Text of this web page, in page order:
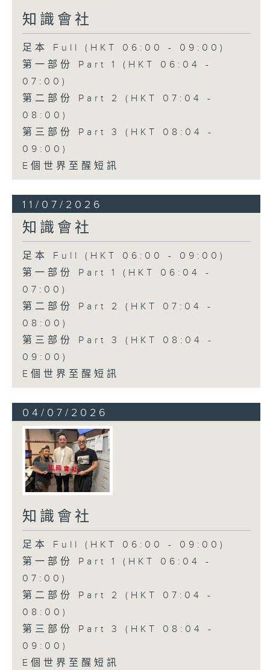
知識會社
足本 Full (HKT 06:00 - 09:00)
第一部份 Part 1 (HKT 06:04 -
07:00)
第二部份 Part 2 (HKT 07:04 -
08:00)
第三部份 Part 3 (HKT 08:04 -
09:00)
E個世界至醒短訊
11/07/2026
知識會社
足本 Full (HKT 06:00 - 09:00)
第一部份 Part 1 (HKT 06:04 -
07:00)
第二部份 Part 2 (HKT 07:04 -
08:00)
第三部份 Part 3 (HKT 08:04 -
09:00)
E個世界至醒短訊
04/07/2026
知識會社
足本 Full (HKT 06:00 - 09:00)
第一部份 Part 1 (HKT 06:04 -
07:00)
第二部份 Part 2 (HKT 07:04 -
08:00)
第三部份 Part 3 (HKT 08:04 -
09:00)
E個世界至醒短訊